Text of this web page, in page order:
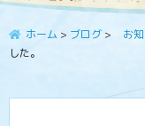
ホーム > ブログ > お
した。